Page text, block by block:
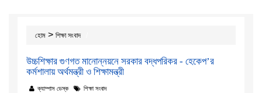
হোম > শিক্ষা সংবাদ
উচ্চশিক্ষার গুণগত মানোন্নয়নে সরকার বদ্ধপরিকর - হেকেপ’র
কর্মশালায় অর্থমন্ত্রী ও শিক্ষামন্ত্রী
ক্যাম্পাস ডেস্ক শিক্ষা সংবাদ